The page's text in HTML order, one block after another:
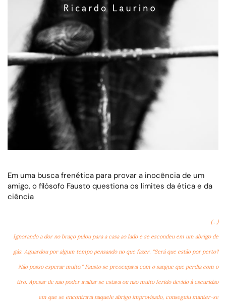
Em uma busca frenética para provar a inocência de um
amigo, o filósofo Fausto questiona os limites da ética e da
ciência
(...)
Ignorando a dor no braço pulou para a casa ao lado e se escondeu em um abrigo de
gás. Aguardou por algum tempo pensando no que fazer. "Será que estão por perto?
Não posso esperar muito." Fausto se preocupava com o sangue que perdia com o
tiro. Apesar de não poder avaliar se estava ou não muito ferido devido à escuridão
em que se encontrava naquele abrigo improvisado, conseguiu manter-se